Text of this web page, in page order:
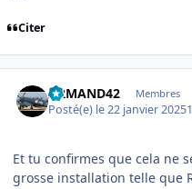
Citer
ARMAND42 Membres
Posté(e) le 22 janvier 2025
Et tu confirmes que cela ne
grosse installation telle que